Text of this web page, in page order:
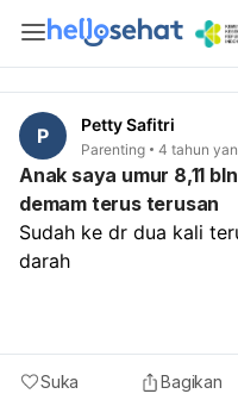
P Petty Safitri
Parenting 4 tahun
Anak saya umur 8,11
demam terus terusan
Sudah ke dr dua kali
darah
Suka Bagikan